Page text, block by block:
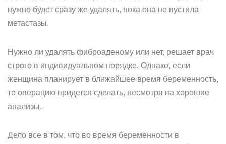
нужно будет сразу же удалять, пока она не пустила
метастазы.
Нужно ли удалять фиброаденому или нет, решает врач
строго в индивидуальном порядке. Однако, если
женщина планирует в ближайшее время беременность,
то операцию придется сделать, несмотря на хорошие
анализы.
Дело все в том, что во время беременности в